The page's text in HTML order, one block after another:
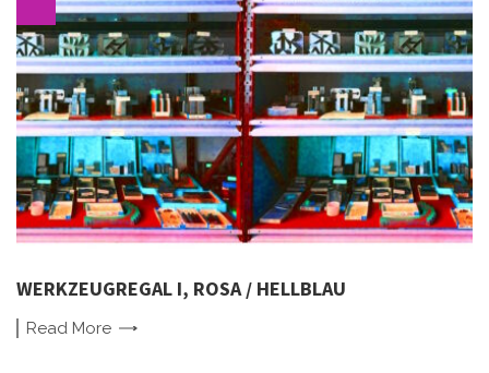
WERKZEUGREGAL I, ROSA / HELLBLAU
Read More